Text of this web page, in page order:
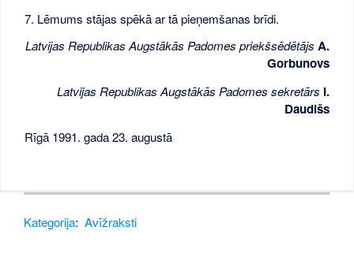
7. Lēmums stājas spēkā ar tā pieņemšanas brīdi.
Latvijas Republikas Augstākās Padomes priekšsēdētājs A.
Gorbunovs
Latvijas Republikas Augstākās Padomes sekretārs I.
Daudišs
Rīgā 1991. gada 23. augustā
Kategorija: Avīžraksti